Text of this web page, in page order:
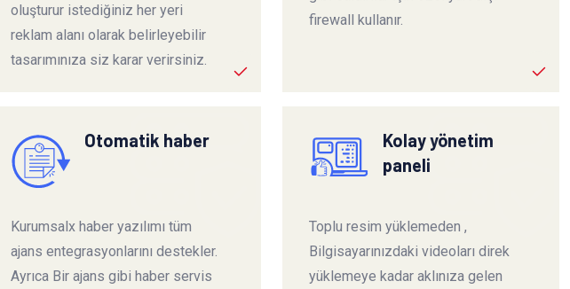
oluşturur istediğiniz her yeri
reklam alanı olarak belirleyebilir
tasarımınıza siz karar verirsiniz.
firewall kullanır.
Otomatik haber
Kurumsalx haber yazılımı tüm
ajans entegrasyonlarını destekler.
Ayrıca Bir ajans gibi haber servis
Kolay yönetim
paneli
Toplu resim yüklemeden ,
Bilgisayarınızdaki videoları direk
yüklemeye kadar aklınıza gelen